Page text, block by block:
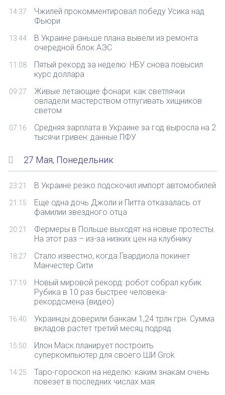
14:37
Чжилей прокомментировал победу Усика над
Фьюри
13:44
В Украине раньше плана вывели из ремонта
очередной блок АЭС
11:08
Пятый рекорд за неделю: НБУ снова повысил
курс доллара
09:27
Живые летающие фонари: как светлячки
овладели мастерством отпугивать хищников
светом
07:16
Средняя зарплата в Украине за год выросла на 2
тысячи гривен: данные ПФУ
27 Мая, Понедельник
23:21 В Украине резко подскочил импорт автомобилей
21:15
Еще одна дочь Джоли и Питта отказалась от
фамилии звездного отца
20:21
Фермеры в Польше выходят на новые протесты.
На этот раз – из-за низких цен на клубнику
18:27
Стало известно, когда Гвардиола покинет
Манчестер Сити
17:19
Новый мировой рекорд: робот собрал кубик
Рубика в 10 раз быстрее человека-
рекордсмена (видео)
16:40
Украинцы доверили банкам 1,24 трлн грн. Сумма
вкладов растет третий месяц подряд
15:50
Илон Маск планирует построить
суперкомпьютер для своего ШИ Grok
14:25
Таро-гороскоп на неделю: каким знакам очень
повезет в последних числах мая